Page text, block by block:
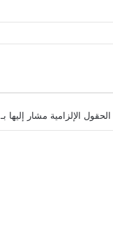
الحقول الإلزامية مشار إليها بـ